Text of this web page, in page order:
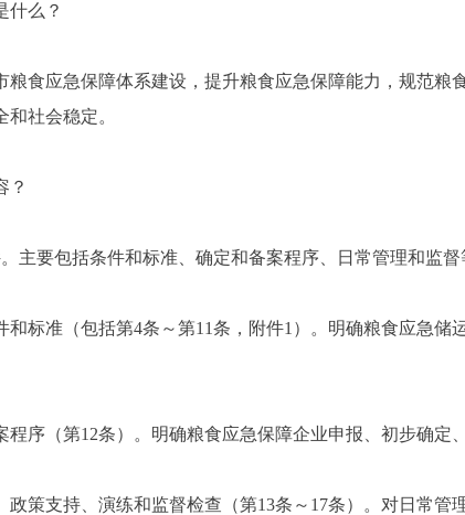
什么？
粮食应急保障体系建设，提升粮食应急保障能力，规范
社会稳定。
？
主要包括条件和标准、确定和备案程序、日常管理和监督
和标准（包括第4条～第11条，附件1）。明确粮食应急
程序（第12条）。明确粮食应急保障企业申报、初步确定
政策支持、演练和监督检查（第13条～17条）。对日常管